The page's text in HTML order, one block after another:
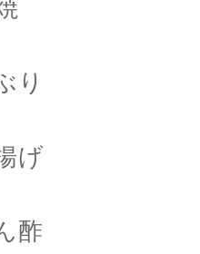
まい焼
あぶり
串揚げ
ぽん酢